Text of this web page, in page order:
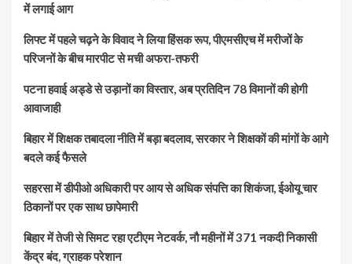
में लगाई आग
लिफ्ट में पहले चढ़ने के विवाद ने लिया हिंसक रूप, पीएमसीएच में मरीजों के
परिजनों के बीच मारपीट से मची अफरा-तफरी
पटना हवाई अड्डे से उड़ानों का विस्तार, अब प्रतिदिन 78 विमानों की होगी
आवाजाही
बिहार में शिक्षक तबादला नीति में बड़ा बदलाव, सरकार ने शिक्षकों की मांगों के आगे
बदले कई फैसले
सहरसा में डीपीओ अधिकारी पर आय से अधिक संपत्ति का शिकंजा, ईओयू चार
ठिकानों पर एक साथ छापेमारी
बिहार में तेजी से सिमट रहा एटीएम नेटवर्क, नौ महीनों में 371 नकदी निकासी
केंद्र बंद, ग्राहक परेशान